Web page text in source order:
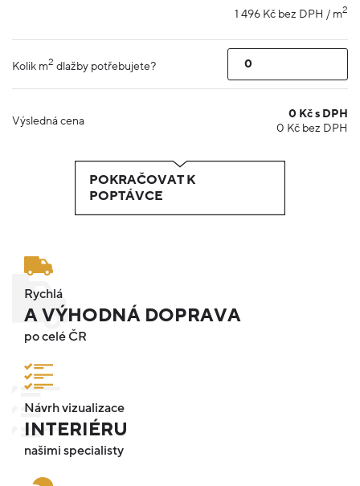
1 496 Kč bez DPH / m2
Kolik m2 dlažby potřebujete?
Výsledná cena 0 Kč s DPH
0 Kč bez DPH
POKRAČOVAT K
POPTÁVCE
Rychlá
A VÝHODNÁ DOPRAVA
po celé ČR
Návrh vizualizace
INTERIÉRU
našimi specialisty